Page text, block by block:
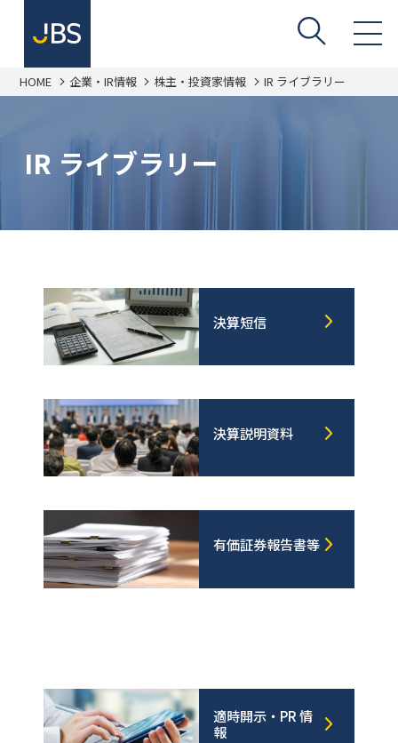
HOME 企業・IR情報 株主・投資家情報 IR ライブラリー
IR ライブラリー
決算短信
決算説明資料
有価証券報告書等
適時開示・PR 情
報